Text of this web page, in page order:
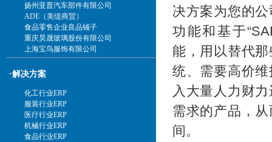
扬州亚普汽车部件有限公司
ADE（美缇商贸）
食品零售企业良品铺子
重庆昊晟玻璃股份有限公司
上海宝鸟服饰有限公司
·解决方案
化工行业ERP
服装行业ERP
医疗行业ERP
机械行业ERP
食品行业ERP
决方案为您的
功能和基于
能，用以替代
统、需要高价
入大量人力财
需求的产品，
间。